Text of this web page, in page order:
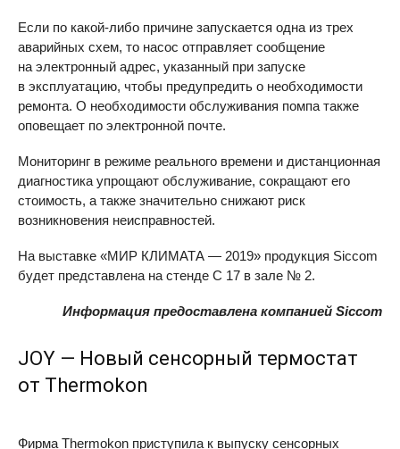
Если по какой-либо причине запускается одна из трех
аварийных схем, то насос отправляет сообщение
на электронный адрес, указанный при запуске
в эксплуатацию, чтобы предупредить о необходимости
ремонта. О необходимости обслуживания помпа также
оповещает по электронной почте.
Мониторинг в режиме реального времени и дистанционная
диагностика упрощают обслуживание, сокращают его
стоимость, а также значительно снижают риск
возникновения неисправностей.
На выставке «МИР КЛИМАТА — 2019» продукция Siccom
будет представлена на стенде C 17 в зале № 2.
Информация предоставлена компанией Siccom
JOY — Новый сенсорный термостат
от Thermokon
Фирма Thermokon приступила к выпуску сенсорных